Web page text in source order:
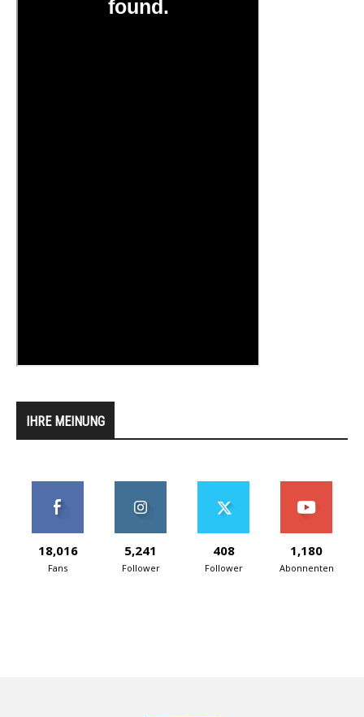
IHRE MEINUNG
18,016
Fans
5,241
Follower
408
Follower
1,180
Abonnenten